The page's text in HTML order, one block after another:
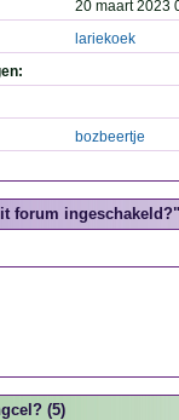
20 maart 2023
lariekoek
bozbeertje
forum
(5)